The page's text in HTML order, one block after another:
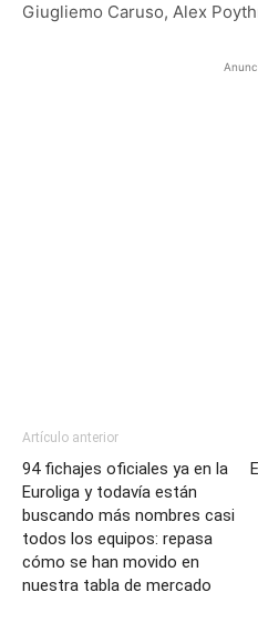
Giugliemo Caruso, Alex
Artículo anterior
94 fichajes oficiales ya en la
Euroliga y todavía están
buscando más nombres casi
todos los equipos: repasa
cómo se han movido en
nuestra tabla de mercado